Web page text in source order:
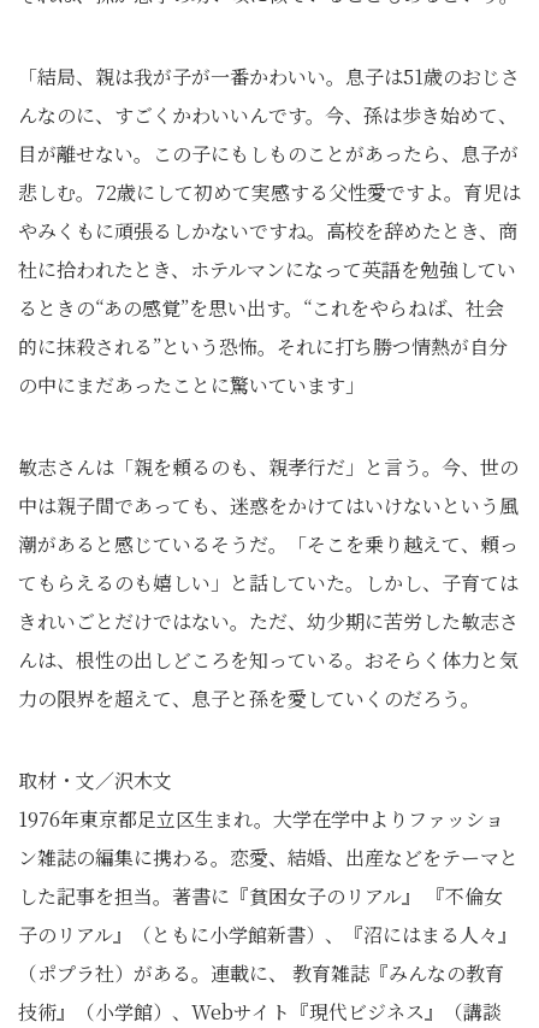
「結局、親は我が子が一番かわいい。息子は51歳のおじさ
んなのに、すごくかわいいんです。今、孫は歩き始めて、
目が離せない。この子にもしものことがあったら、息子が
悲しむ。72歳にして初めて実感する父性愛ですよ。育児は
やみくもに頑張るしかないですね。高校を辞めたとき、商
社に拾われたとき、ホテルマンになって英語を勉強してい
るときの“あの感覚”を思い出す。“これをやらねば、社会
的に抹殺される”という恐怖。それに打ち勝つ情熱が自分
の中にまだあったことに驚いています」
敏志さんは「親を頼るのも、親孝行だ」と言う。今、世の
中は親子間であっても、迷惑をかけてはいけないという風
潮があると感じているそうだ。「そこを乗り越えて、頼っ
てもらえるのも嬉しい」と話していた。しかし、子育ては
きれいごとだけではない。ただ、幼少期に苦労した敏志さ
んは、根性の出しどころを知っている。おそらく体力と気
力の限界を超えて、息子と孫を愛していくのだろう。
取材・文／沢木文
1976年東京都足立区生まれ。大学在学中よりファッショ
ン雑誌の編集に携わる。恋愛、結婚、出産などをテーマと
した記事を担当。著書に『貧困女子のリアル』 『不倫女
子のリアル』（ともに小学館新書）、『沼にはまる人々』
（ポプラ社）がある。連載に、 教育雑誌『みんなの教育
技術』（小学館）、Webサイト『現代ビジネス』（講談